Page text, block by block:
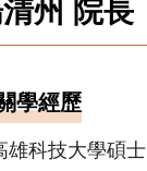
州 院長
學經歷
雄科技大學碩士